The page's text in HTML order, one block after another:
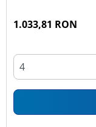
1.033,81 RON